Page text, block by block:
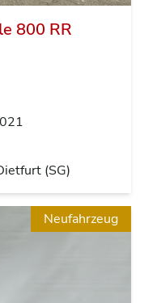
800 RR
(SG)
Neufahrzeug